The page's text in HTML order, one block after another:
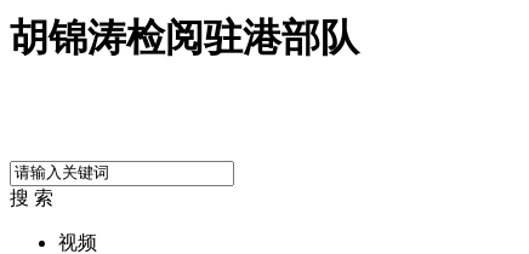
胡锦涛检阅驻港部队
搜 索
视频